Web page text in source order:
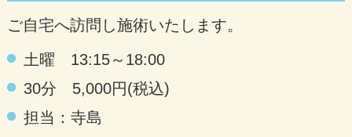
ご自宅へ訪問し施術いたします。
土曜 13:15～18:00
30分 5,000円(税込)
担当：寺島